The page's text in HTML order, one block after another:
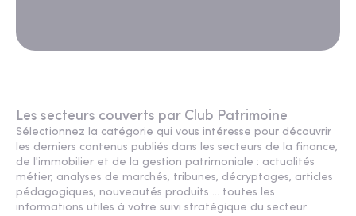
Les secteurs couverts par Club Patrimoine
Sélectionnez la catégorie qui vous intéresse pour découvrir
les derniers contenus publiés dans les secteurs de la finance,
de l'immobilier et de la gestion patrimoniale : actualités
métier, analyses de marchés, tribunes, décryptages, articles
pédagogiques, nouveautés produits ... toutes les
informations utiles à votre suivi stratégique du secteur